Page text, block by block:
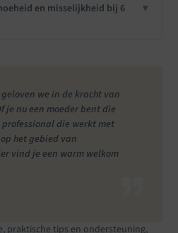
en misselijkheid bij 6
▼
we in de kracht van
je nu een moeder bent die
die werkt met
het gebied van
vind je een warm welkom
praktische tips en ondersteuning,